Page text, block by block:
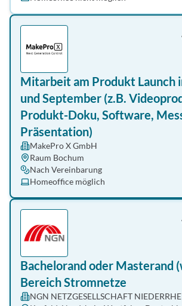
Mitarbeit am Produkt Launch
und September (z.B.
Produkt-Doku, Software,
Präsentation)
MakePro X GmbH
Raum Bochum
Nach Vereinbarung
Homeoffice möglich
Bachelorand oder Masterand
Bereich Stromnetze
NGN NETZGESELLSCHAFT